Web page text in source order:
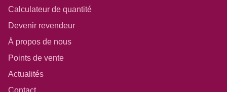
Calculateur de quantité
Devenir revendeur
À propos de nous
Points de vente
Actualités
Contact